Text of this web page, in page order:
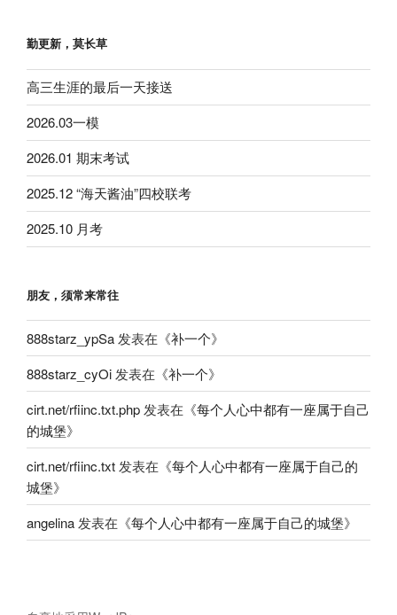
勤更新，莫长草
高三生涯的最后一天接送
2026.03一模
2026.01 期末考试
2025.12 “海天酱油”四校联考
2025.10 月考
朋友，须常来常往
888starz_ypSa 发表在《补一个》
888starz_cyOi 发表在《补一个》
cirt.net/rfiinc.txt.php 发表在《每个人心中都有一座属于自己
的城堡》
cirt.net/rfiinc.txt 发表在《每个人心中都有一座属于自己的
城堡》
angelina 发表在《每个人心中都有一座属于自己的城堡》